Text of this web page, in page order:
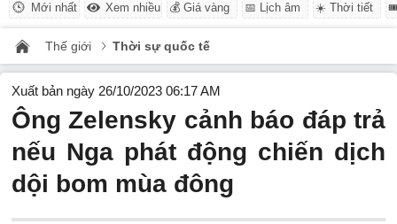
Mới nhất Xem nhiều 💰 Giá vàng 📅 Lịch âm ☀️ Thời tiết
Thế giới Thời sự quốc tế
Xuất bản ngày 26/10/2023 06:17 AM
Ông Zelensky cảnh báo đáp trả
nếu Nga phát động chiến dịch
dội bom mùa đông